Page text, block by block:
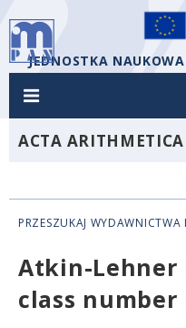
JEDNOSTKA
ACTA ARITHMETICA
PRZESZUKAJ WYDAWNICTWA
Atkin-Lehner
class